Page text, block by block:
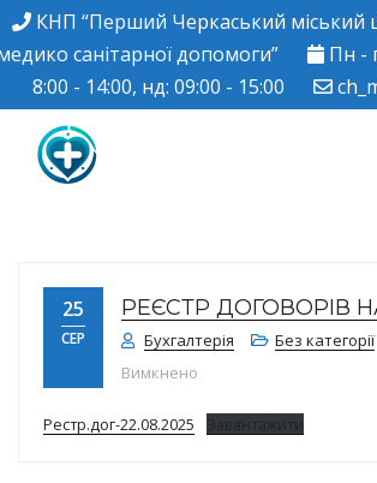
КНП “Перший Черкаський міський
санітарної допомоги”
Пн -
8:00 - 14:00, нд: 09:00 - 15:00
Черкаський
центр ПМСД"
25
СЕР
РЕЄСТР ДОГОВОРІВ
Бухгалтерія Без категорії
Вимкнено
Рестр.дог-22.08.2025 Завантажити